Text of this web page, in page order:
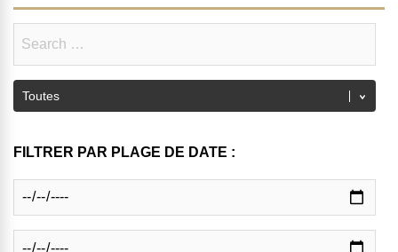
FILTRER PAR PLAGE DE DATE :